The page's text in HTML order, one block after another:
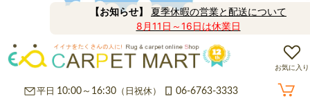
【お知らせ】
夏季休暇の営業と配送について
8月11日～16日は休業日
お気に入り
平日 10:00～16:30 （日祝休） 06-6763-3333